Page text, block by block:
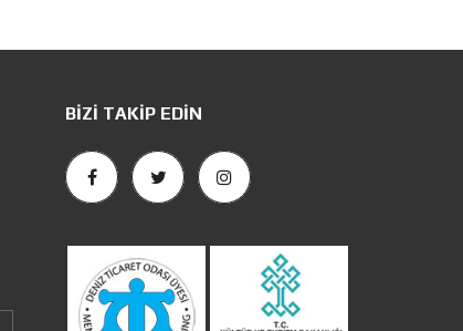
BIZI TAKIP EDIN